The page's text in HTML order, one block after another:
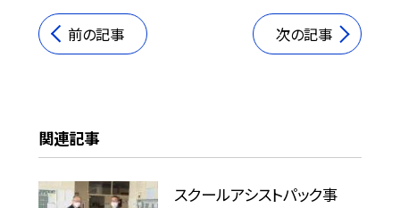
前の記事 次の記事
関連記事
スクールアシストパック事